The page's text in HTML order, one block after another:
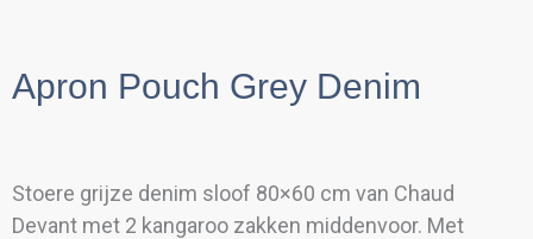
Apron Pouch Grey Denim
Stoere grijze denim sloof 80×60 cm van Chaud
Devant met 2 kangaroo zakken middenvoor. Met